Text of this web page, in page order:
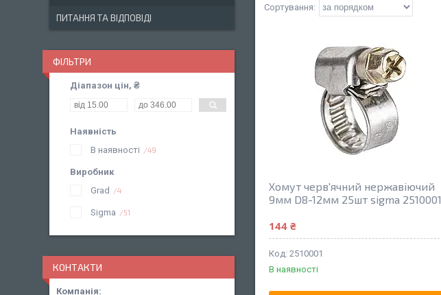
Хомут черв'ячний нержавіючий
9мм D8-12мм 25шт sigma 2510001
144 ₴
2510001
В наявності
ПИТАННЯ ТА ВІДПОВІДІ
ФІЛЬТРИ
Діапазон цін, ₴
Наявність
В наявності
49
Виробник
Grad
4
Sigma 51
КОНТАКТИ